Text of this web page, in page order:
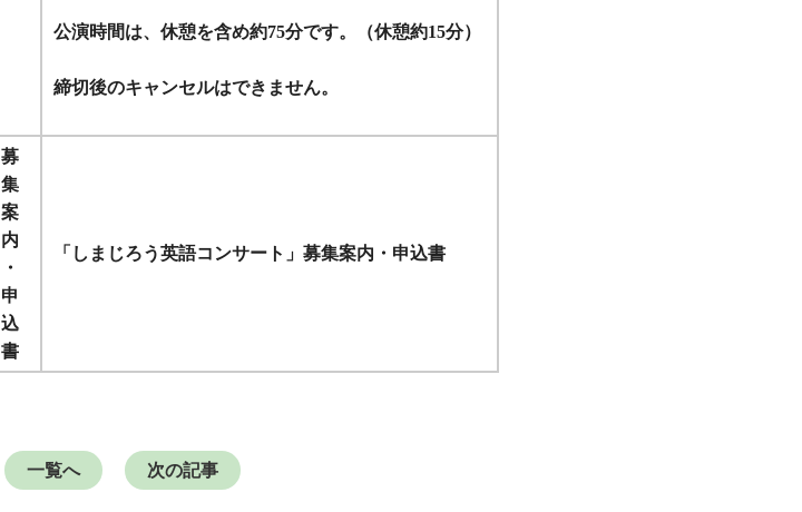
公演時間は、休憩を含め約75分です。（休憩約15分）
締切後のキャンセルはできません。
募
集
案
内
・
申
込
書
「しまじろう英語コンサート」募集案内・申込書
一覧へ 次の記事